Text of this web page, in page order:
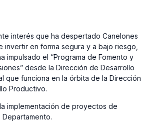
interés que ha despertado Canelones
invertir en forma segura y a bajo riesgo,
impulsado el “Programa de Fomento y
desde la Dirección de Desarrollo
que funciona en la órbita de la Dirección
Productivo.
implementación de proyectos de